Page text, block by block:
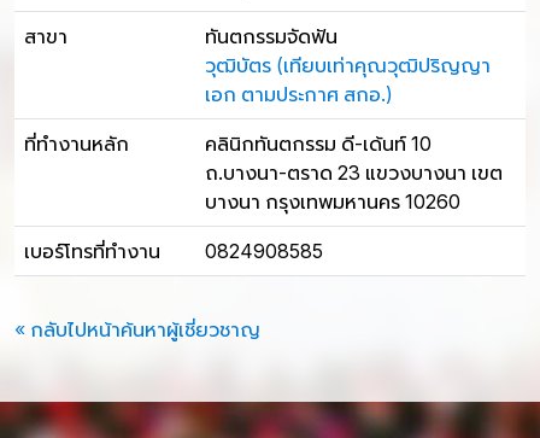
สาขา
ทันตกรรมจัดฟัน
วุฒิบัตร (เทียบเท่าคุณวุฒิปริญญา
เอก ตามประกาศ สกอ.)
ที่ทำงานหลัก
คลินิกทันตกรรม ดี-เด้นท์ 10
ถ.บางนา-ตราด 23 แขวงบางนา เขต
บางนา กรุงเทพมหานคร 10260
เบอร์โทรที่ทำงาน 0824908585
« กลับไปหน้าค้นหาผู้เชี่ยวชาญ